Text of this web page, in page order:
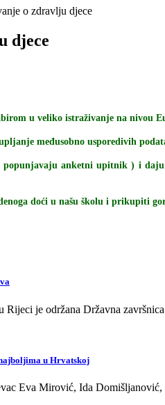
o zdravlju djece
djece
u veliko istraživanje na nivou
međusobno usporedivih
anketni upitnik ) i daju
doći u našu školu i prikupiti
Rijeci je održana Državna
u Hrvatskoj
Eva Mirović, Ida